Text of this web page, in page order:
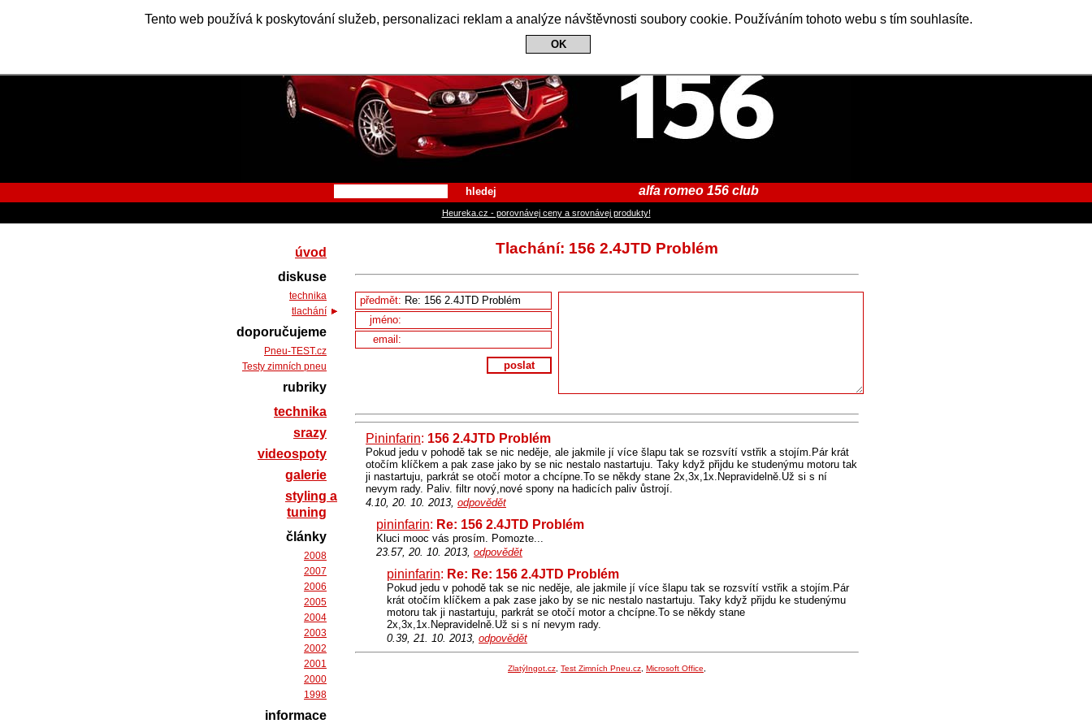
Tento web používá k poskytování služeb, personalizaci reklam a analýze návštěvnosti soubory cookie. Používáním tohoto webu s tím souhlasíte.
OK
Alfa Romeo 156 Club
hledej alfa romeo 156 club
Heureka.cz - porovnávej ceny a srovnávej produkty!
Tlachání: 156 2.4JTD Problém
předmět:
jméno:
email:
poslat
Pininfarin: 156 2.4JTD Problém
Pokud jedu v pohodě tak se nic neděje, ale jakmile jí více šlapu tak se rozsvítí vstřik a stojím.Pár krát
otočím klíčkem a pak zase jako by se nic nestalo nastartuju. Taky když přijdu ke studenýmu motoru tak
ji nastartuju, parkrát se otočí motor a chcípne.To se někdy stane 2x,3x,1x.Nepravidelně.Už si s ní
nevym rady. Paliv. filtr nový,nové spony na hadicích paliv ůstrojí.
4.10, 20. 10. 2013, odpovědět
pininfarin: Re: 156 2.4JTD Problém
Kluci mooc vás prosím. Pomozte...
23.57, 20. 10. 2013, odpovědět
pininfarin: Re: Re: 156 2.4JTD Problém
Pokud jedu v pohodě tak se nic neděje, ale jakmile jí více šlapu tak se rozsvítí vstřik a stojím.Pár
krát otočím klíčkem a pak zase jako by se nic nestalo nastartuju. Taky když přijdu ke studenýmu
motoru tak ji nastartuju, parkrát se otočí motor a chcípne.To se někdy stane
2x,3x,1x.Nepravidelně.Už si s ní nevym rady.
0.39, 21. 10. 2013, odpovědět
ZlatýIngot.cz Test Zimních Pneu.cz Microsoft Office
úvod
diskuse
technika
tlachání
doporučujeme
Pneu-TEST.cz
Testy zimních pneu
rubriky
technika
srazy
videospoty
galerie
styling a
tuning
články
2008
2007
2006
2005
2004
2003
2002
2001
2000
1998
informace